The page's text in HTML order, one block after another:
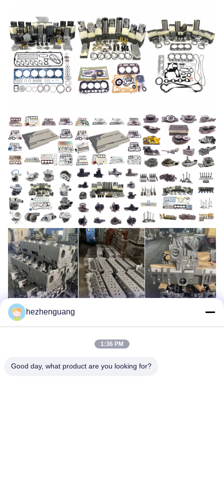
hezhenguang
1:36 PM
Good day, what product are you looking for?